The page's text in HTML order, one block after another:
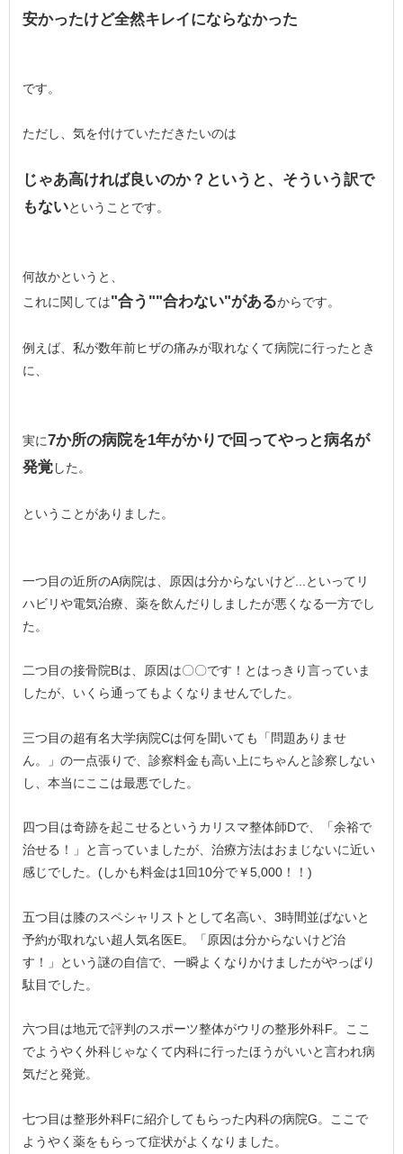
安かったけど全然キレイにならなかった
です。
ただし、気を付けていただきたいのは
じゃあ高ければ良いのか？というと、そういう訳で
もないということです。
何故かというと、
これに関しては"合う""合わない"があるからです。
例えば、私が数年前ヒザの痛みが取れなくて病院に行ったとき
に、
実に7か所の病院を1年がかりで回ってやっと病名が
発覚した。
ということがありました。
一つ目の近所のA病院は、原因は分からないけど...といってリ
ハビリや電気治療、薬を飲んだりしましたが悪くなる一方でし
た。
二つ目の接骨院Bは、原因は〇〇です！とはっきり言っていま
したが、いくら通ってもよくなりませんでした。
三つ目の超有名大学病院Cは何を聞いても「問題ありませ
ん。」の一点張りで、診察料金も高い上にちゃんと診察しない
し、本当にここは最悪でした。
四つ目は奇跡を起こせるというカリスマ整体師Dで、「余裕で
治せる！」と言っていましたが、治療方法はおまじないに近い
感じでした。(しかも料金は1回10分で￥5,000！！)
五つ目は膝のスペシャリストとして名高い、3時間並ばないと
予約が取れない超人気名医E。「原因は分からないけど治
す！」という謎の自信で、一瞬よくなりかけましたがやっぱり
駄目でした。
六つ目は地元で評判のスポーツ整体がウリの整形外科F。ここ
でようやく外科じゃなくて内科に行ったほうがいいと言われ病
気だと発覚。
七つ目は整形外科Fに紹介してもらった内科の病院G。ここで
ようやく薬をもらって症状がよくなりました。